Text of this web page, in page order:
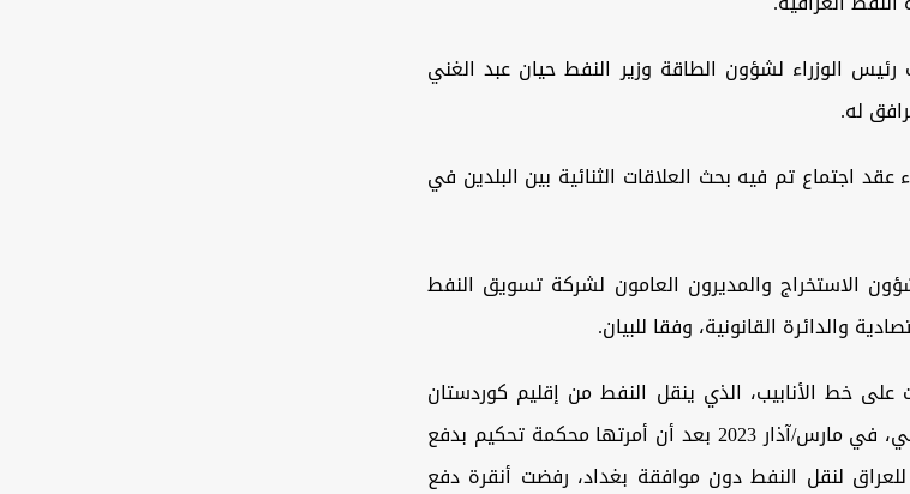
رئيس الوزراء لشؤون الطاقة وزير النفط حيان عبد الغني
له.
عقد اجتماع تم فيه بحث العلاقات الثنائية بين البلدين في
الاستخراج والمديرون العامون لشركة تسويق النفط
والدائرة القانونية، وفقا للبيان.
على خط الأنابيب، الذي ينقل النفط من إقليم كوردستان
في العراق إلى ميناء جيهان التركي، في مارس/آذار 2023 بعد أن أمرتها محكمة تحكيم بدفع
للعراق لنقل النفط دون موافقة بغداد، رفضت أنقرة دفع